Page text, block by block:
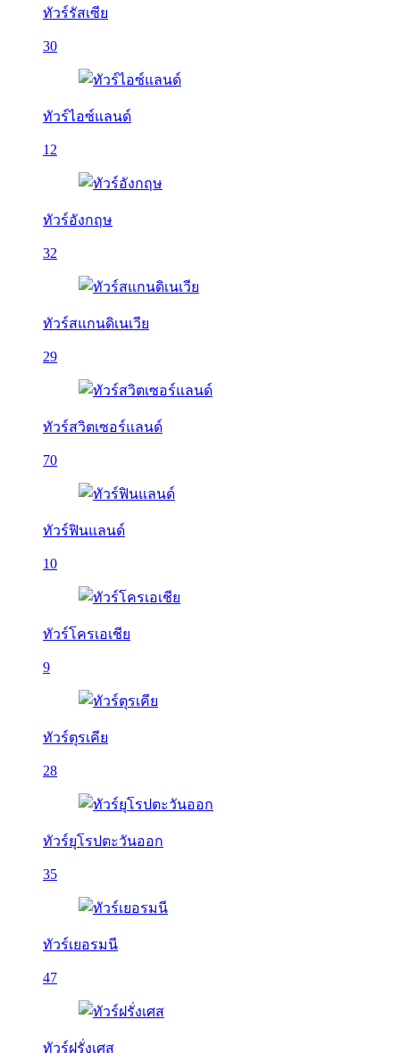
ทัวร์รัสเซีย
30
ทัวร์ไอซ์แลนด์
12
ทัวร์อังกฤษ
32
ทัวร์สแกนดิเนเวีย
29
ทัวร์สวิตเซอร์แลนด์
70
ทัวร์ฟินแลนด์
10
ทัวร์โครเอเชีย
9
ทัวร์ตุรเคีย
28
ทัวร์ยุโรปตะวันออก
35
ทัวร์เยอรมนี
47
ทัวร์ฝรั่งเศส